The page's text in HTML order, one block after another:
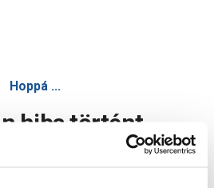
Hoppá ...
hiba történt